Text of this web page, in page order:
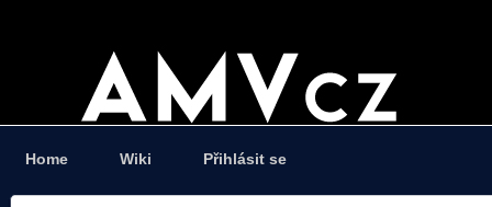
Home Wiki Přihlásit se